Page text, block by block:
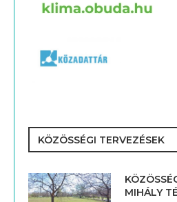
KÖZÖSSÉGI TERVEZÉSEK
MIHÁLY